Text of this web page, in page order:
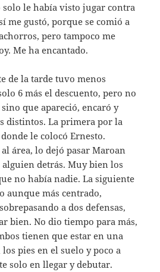
solo le había visto jugar contra
me gustó, porque se comió a
pero tampoco me
Me ha encantado.
de la tarde tuvo menos
6 más el descuento, pero no
que apareció, encaró y
distintos. La primera por la
le colocó Ernesto.
área, lo dejó pasar Maroan
detrás. Muy bien los
no había nadie. La siguiente
aunque más centrado,
a dos defensas,
bien. No dio tiempo para más,
tienen que estar en una
pies en el suelo y poco a
solo en llegar y debutar.